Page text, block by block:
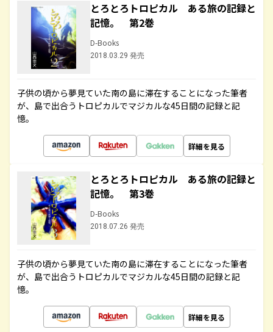
とろとろトロピカル ある旅の記録と
記憶。 第2巻
D-Books
2018.03.29 発売
子供の頃から夢見ていた南の島に滞在することになった筆者
が、島で出合うトロピカルでマジカルな45日間の記録と記
憶。
詳細を見る
とろとろトロピカル ある旅の記録と
記憶。 第3巻
D-Books
2018.07.26 発売
子供の頃から夢見ていた南の島に滞在することになった筆者
が、島で出合うトロピカルでマジカルな45日間の記録と記
憶。
詳細を見る